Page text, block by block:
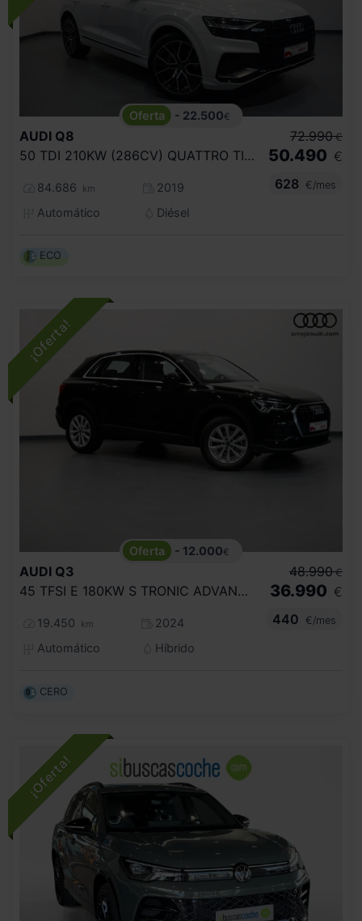
- 22.500€
AUDI Q8
50 TDI 210KW (286CV) QUATTRO TIPTRONIC
84.686 km
2019
Automático
Diésel
72.990 €
50.490 €
628
€/mes
ECO
- 12.000€
AUDI Q3
45 TFSI E 180KW S TRONIC ADVANCED
19.450 km
2024
Automático
Híbrido
48.990 €
36.990 €
440
€/mes
CERO